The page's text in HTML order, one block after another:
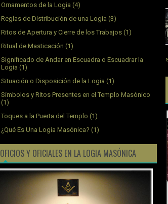
Ornamentos de la Logia (4)
Reglas de Distribución de una Logia (3)
Ritos de Apertura y Cierre de los Trabajos (1)
Ritual de Masticación (1)
Significado de Andar en Escuadra o Escuadrar la
Logia (1)
Situación o Disposición de la Logia (1)
Símbolos y Ritos Presentes en el Templo Masónico
(1)
Toques a la Puerta del Templo (1)
¿Qué Es Una Logia Masónica? (1)
OFICIOS Y OFICIALES EN LA LOGIA MASÓNICA